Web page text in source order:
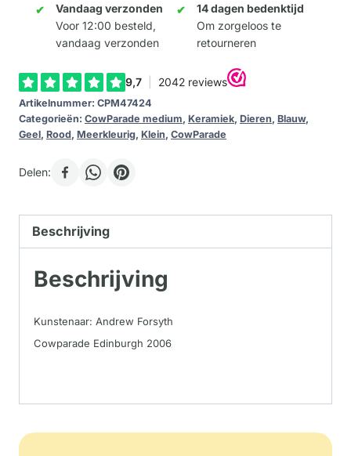
Vandaag verzonden
Voor 12:00 besteld,
vandaag verzonden
14 dagen bedenktijd
Om zorgeloos te
retourneren
Artikelnummer: CPM47424
Categorieën: CowParade medium, Keramiek, Dieren, Blauw,
Geel, Rood, Meerkleurig, Klein, CowParade
Delen:
Beschrijving
Beschrijving
Kunstenaar: Andrew Forsyth
Cowparade Edinburgh 2006